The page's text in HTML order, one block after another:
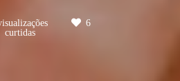
6
curtidas